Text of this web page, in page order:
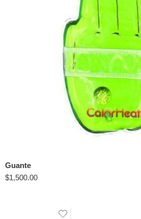
Guante
$1,500.00